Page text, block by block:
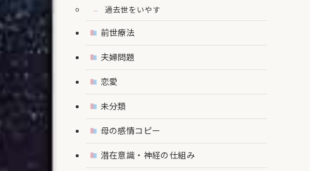
過去世をいやす
前世療法
夫婦問題
恋愛
未分類
母の感情コピー
潜在意識・神経の仕組み